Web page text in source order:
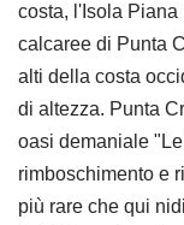
costa, l'Isola
calcaree di Punta
alti della costa
di altezza. Punta
oasi demaniale
rimboschimento e
più rare che qui